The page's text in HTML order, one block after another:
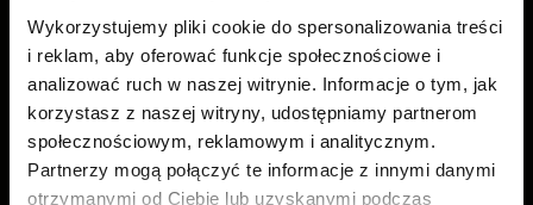
Wykorzystujemy pliki cookie do spersonalizowania treści
i reklam, aby oferować funkcje społecznościowe i
analizować ruch w naszej witrynie. Informacje o tym, jak
korzystasz z naszej witryny, udostępniamy partnerom
społecznościowym, reklamowym i analitycznym.
Partnerzy mogą połączyć te informacje z innymi danymi
otrzymanymi od Ciebie lub uzyskanymi podczas
tel.:61 224 83 26
Czynne: 8.00-16.00